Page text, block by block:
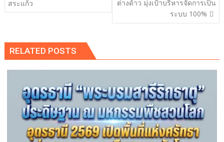
สระแก้ว
ต่างด้าว มุ่งเป้าบริหารจัดการเป็น
ระบบ 100%
RELATED POSTS